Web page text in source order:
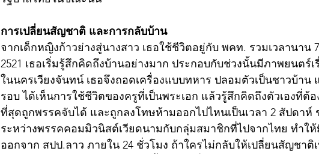
การเปลี่ยนสัญชาติ และการกลับบ้าน
จากเด็กหญิงก้าวย่างสู่นางสาว เธอใช้ชีวิตอยู่กับ พคท. รวมเวลานาน
2521 เธอเริ่มรู้สึกคิดถึงบ้านอย่างมาก ประกอบกับช่วงนั้นมีภาพยนตร์เ
ในนครเวียงจันทน์ เธอจึงถอดเครื่องแบบทหาร ปลอมตัวเป็นชาวบ้าน
รอบ ได้เห็นการใช้ชีวิตของครูที่เป็นพระเอก แล้วรู้สึกคิดถึงตัวเองที่ต้
ที่สุดถูกพรรคจับได้ และถูกลงโทษห้ามออกไปไหนเป็นเวลา 2 สัปดาห์
ระหว่างพรรคคอมมิวนิสต์เวียดนามกับกลุ่มสมาชิกที่ไปจากไทย ทำใ
ออกจาก สปป.ลาว ภายใน 24 ชั่วโมง ถ้าใครไม่กลับให้เปลี่ยนสัญชา